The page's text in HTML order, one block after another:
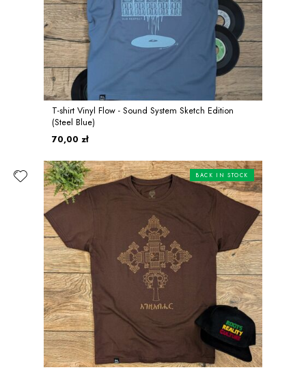
T-shirt Vinyl Flow - Sound System Sketch Edition
(Steel Blue)
70,00 zł
BACK IN STOCK